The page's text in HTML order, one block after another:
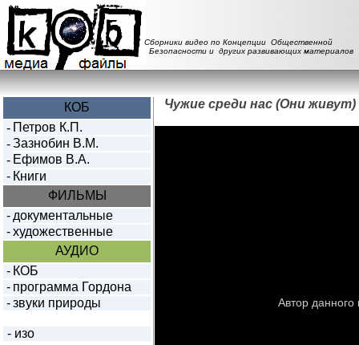
Сборники видео по Концепции Общественной
Безопасности и других развивающих материалов
КОБ
- Петров К.П.
- Зазнобин В.М.
- Ефимов В.А.
- Книги
ФИЛЬМЫ
- документальные
- художественные
АУДИО
- КОБ
- программа Гордона
- звуки природы
- изо
Чужие среди нас (Они живут)